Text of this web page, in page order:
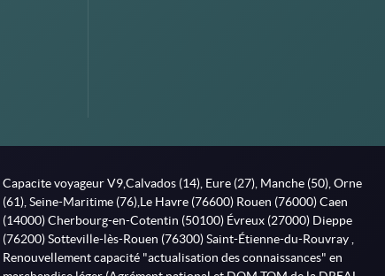
Capacite voyageur V9,Calvados (14), Eure (27), Manche (50), Orne
(61), Seine-Maritime (76),Le Havre (76600) Rouen (76000) Caen
(14000) Cherbourg-en-Cotentin (50100) Évreux (27000) Dieppe
(76200) Sotteville-lès-Rouen (76300) Saint-Étienne-du-Rouvray ,
Renouvellement capacité "actualisation des connaissances" en